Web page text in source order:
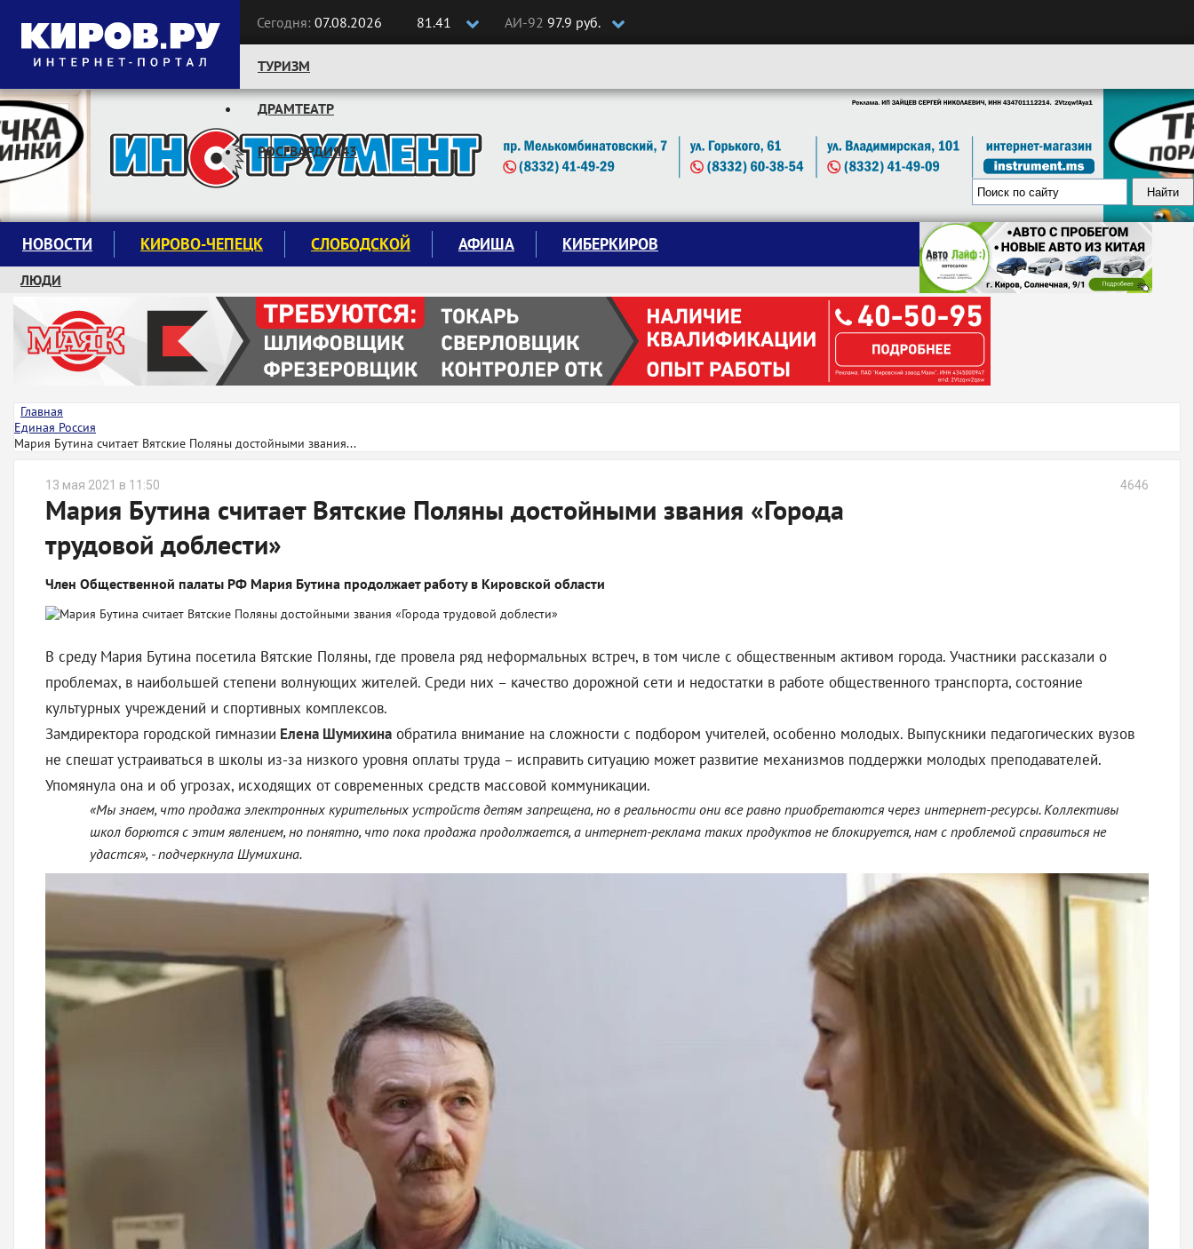
Сегодня: 07.08.2026 81.41 АИ-92 97.9 руб.
Следите за новостями:
ТУРИЗМ
ДРАМТЕАТР
РОСГВАРДИЯ43
НОВОСТИ КИРОВО-ЧЕПЕЦК СЛОБОДСКОЙ АФИША КИБЕРКИРОВ
ЛЮДИ
КРУЖКИ И СЕКЦИИ
ЗАВОДУ "МАЯК" 85 ЛЕТ
ЭКОЛОГИЯ
Главная
Единая Россия
Мария Бутина считает Вятские Поляны достойными звания...
13 мая 2021 в 11:50 4646
Мария Бутина считает Вятские Поляны достойными звания «Города
трудовой доблести»
Член Общественной палаты РФ Мария Бутина продолжает работу в Кировской области
В среду Мария Бутина посетила Вятские Поляны, где провела ряд неформальных встреч, в том числе с общественным активом города. Участники рассказали о
проблемах, в наибольшей степени волнующих жителей. Среди них – качество дорожной сети и недостатки в работе общественного транспорта, состояние
культурных учреждений и спортивных комплексов.
Замдиректора городской гимназии Елена Шумихина обратила внимание на сложности с подбором учителей, особенно молодых. Выпускники педагогических вузов
не спешат устраиваться в школы из-за низкого уровня оплаты труда – исправить ситуацию может развитие механизмов поддержки молодых преподавателей.
Упомянула она и об угрозах, исходящих от современных средств массовой коммуникации.
«Мы знаем, что продажа электронных курительных устройств детям запрещена, но в реальности они все равно приобретаются через интернет-ресурсы. Коллективы
школ борются с этим явлением, но понятно, что пока продажа продолжается, а интернет-реклама таких продуктов не блокируется, нам с проблемой справиться не
удастся», - подчеркнула Шумихина.